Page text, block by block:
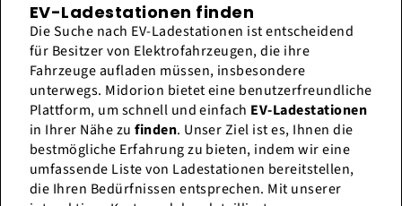
EV-Ladestationen finden
Die Suche nach EV-Ladestationen ist entscheidend
für Besitzer von Elektrofahrzeugen, die ihre
Fahrzeuge aufladen müssen, insbesondere
unterwegs. Midorion bietet eine benutzerfreundliche
Plattform, um schnell und einfach EV-Ladestationen
in Ihrer Nähe zufinden. Unser Ziel ist es, Ihnen die
bestmögliche Erfahrung zu bieten, indem wir eine
umfassende Liste von Ladestationen bereitstellen,
die Ihren Bedürfnissen entsprechen. Mit unserer